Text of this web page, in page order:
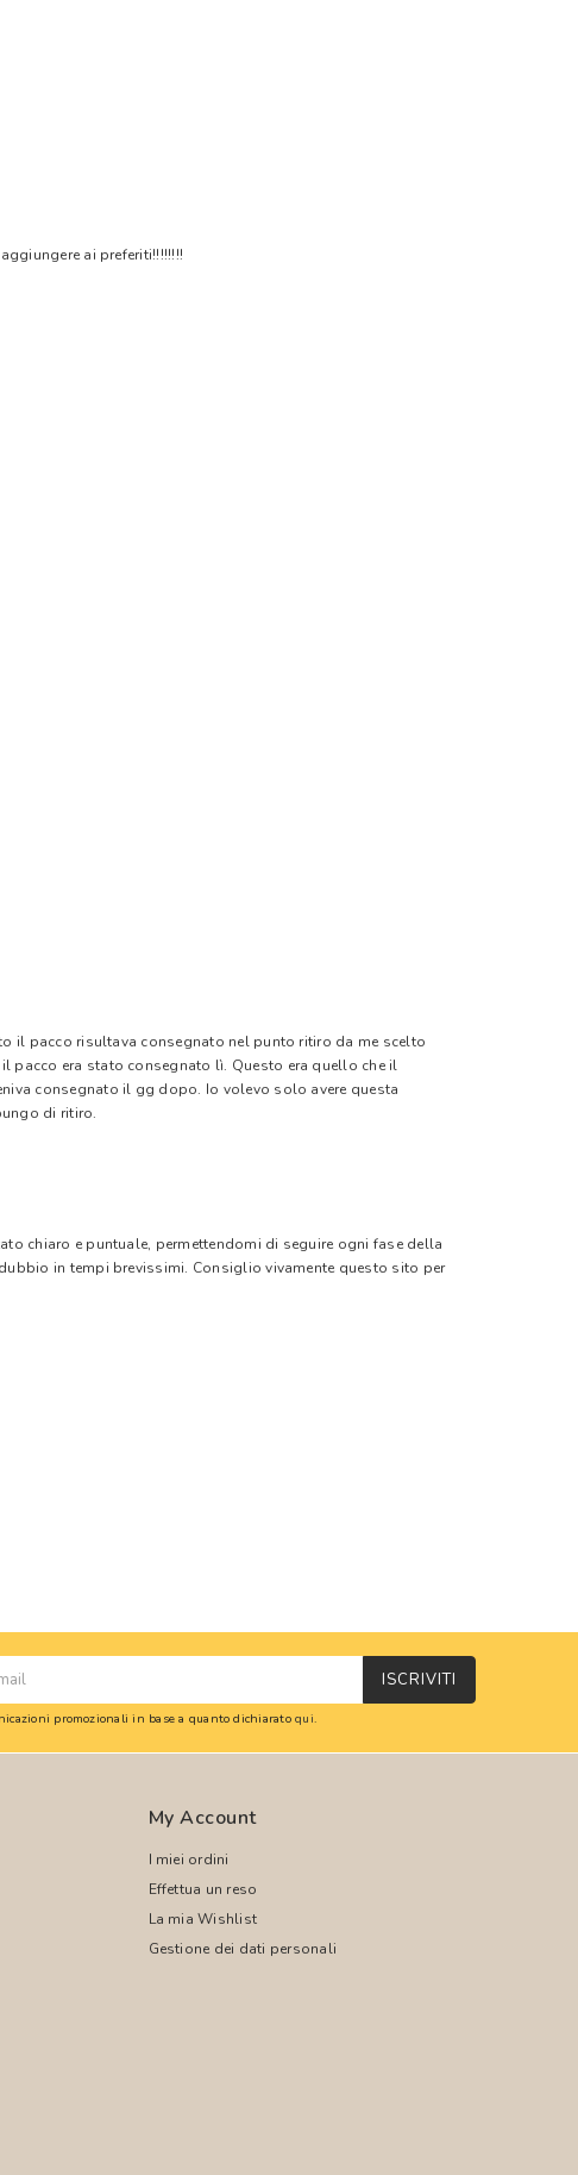
ai preferiti!!!!!!!!
il pacco risultava consegnato nel punto ritiro da me scelto
pacco era stato consegnato lì. Questo era quello che il
consegnato il gg dopo. Io volevo solo avere questa
di ritiro.
chiaro e puntuale, permettendomi di seguire ogni fase della
in tempi brevissimi. Consiglio vivamente questo sito per
ISCRIVITI
promozionali in base a quanto dichiaratoqui.
My Account
I miei ordini
Effettua un reso
La mia Wishlist
Gestione dei dati personali